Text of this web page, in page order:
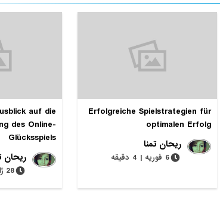
Erfolgreiche Spielstrategien für
optimalen Erfolg
ریحان تمنا
6 فوریه | 4 دقیقه
auf die
des Online-
Glücksspiels
ریحان
28 ژانویه | 4 دقیقه